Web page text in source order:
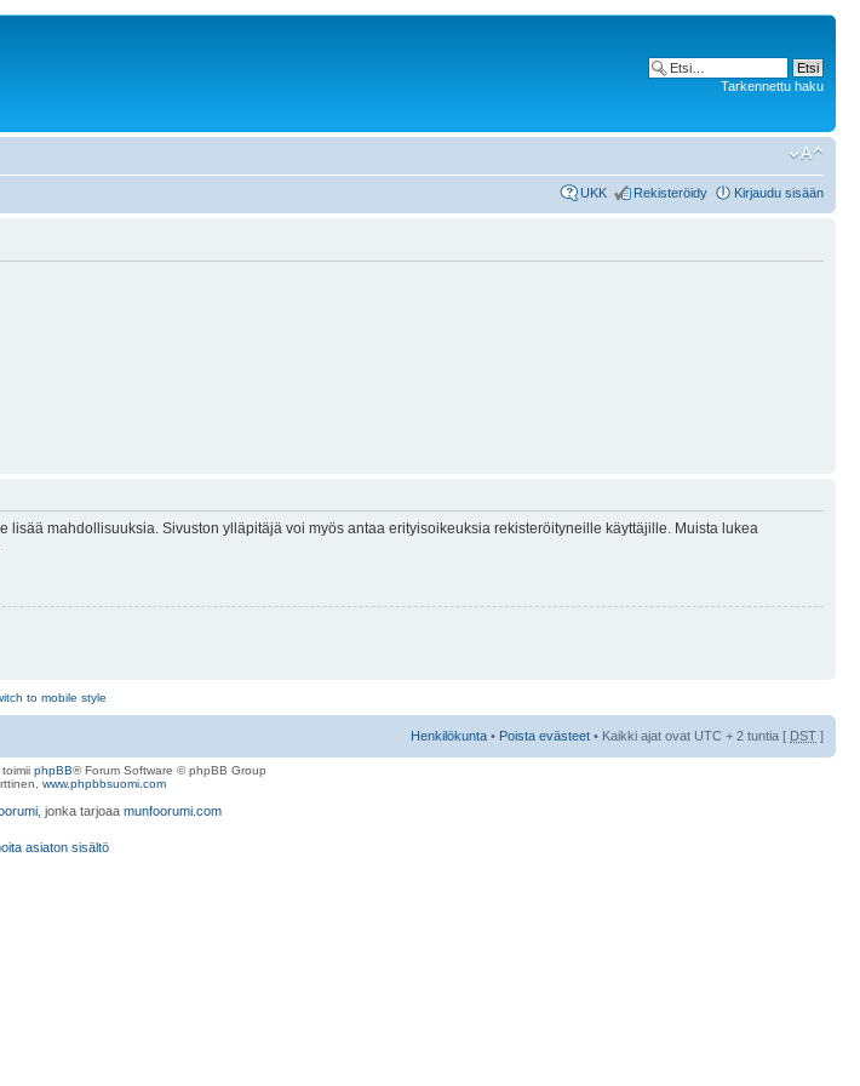
Tarkennettu haku
UKK Rekisteröidy Kirjaudu sisään
mahdollisuuksia. Sivuston ylläpitäjä voi myös antaa erityisoikeuksia rekisteröityneille käyttäjille. Muista lukea
to mobile style
Henkilökunta • Poista evästeet • Kaikki ajat ovat UTC + 2 tuntia [ DST ]
phpBB® Forum Software © phpBB Group
www.phpbbsuomi.com
, jonka tarjoaa munfoorumi.com
asiaton sisältö